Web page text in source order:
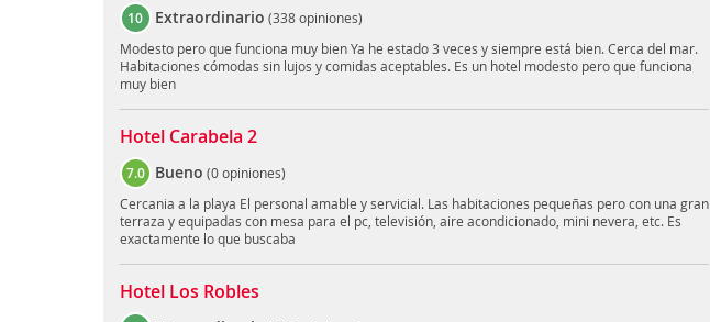
10 Extraordinario (338 opiniones)
Modesto pero que funciona muy bien Ya he estado 3 veces y siempre está bien. Cerca del mar.
Habitaciones cómodas sin lujos y comidas aceptables. Es un hotel modesto pero que funciona
muy bien
Hotel Carabela 2
7.0 Bueno (0 opiniones)
Cercania a la playa El personal amable y servicial. Las habitaciones pequeñas pero con una gran
terraza y equipadas con mesa para el pc, televisión, aire acondicionado, mini nevera, etc. Es
exactamente lo que buscaba
Hotel Los Robles